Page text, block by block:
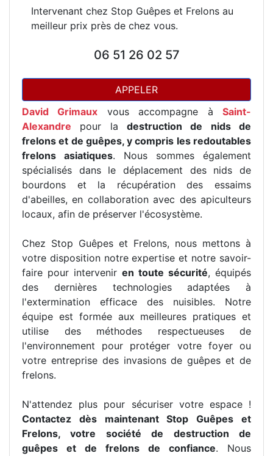
Intervenant chez Stop Guêpes et Frelons au
meilleur prix près de chez vous.
06 51 26 02 57
APPELER
David Grimaux vous accompagne àSaint-
Alexandre pour la destruction de nids de
frelons et de guêpes, y compris les redoutables
frelons asiatiques. Nous sommes également
spécialisés dans le déplacement des nids de
bourdons et la récupération des essaims
d'abeilles, en collaboration avec des apiculteurs
locaux, afin de préserver l'écosystème.
Chez Stop Guêpes et Frelons, nous mettons à
votre disposition notre expertise et notre savoir-
faire pour intervenir en toute sécurité, équipés
des dernières technologies adaptées à
l'extermination efficace des nuisibles. Notre
équipe est formée aux meilleures pratiques et
utilise des méthodes respectueuses de
l'environnement pour protéger votre foyer ou
votre entreprise des invasions de guêpes et de
frelons.
N'attendez plus pour sécuriser votre espace !
Contactez dès maintenant Stop Guêpes et
Frelons, votre société de destruction de
guêpes et de frelons de confiance. Nous